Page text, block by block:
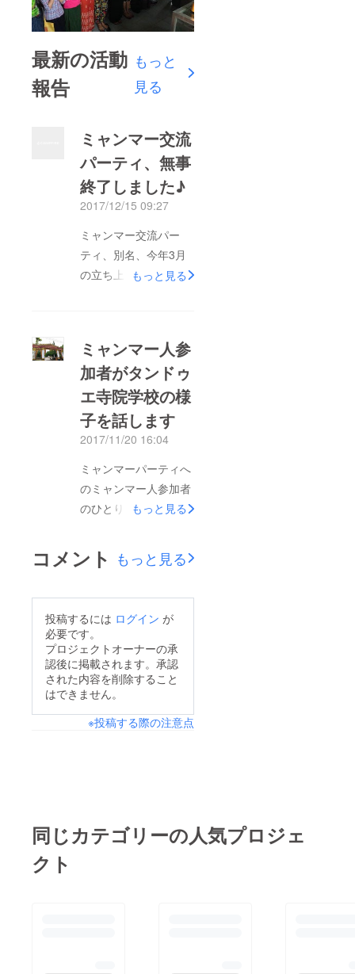
最新の活動
報告
もっと
見る
ミャンマー交流
パーティ、無事
終了しました♪
2017/12/15 09:27
ミャンマー交流パー
ティ、別名、今年3月
の立ち上げからの感謝
越しいただきました皆
さま、誠にありがとう
ございました！ 今回
は初のクラウドファン
ディングを試み、２名
ました。この場を借り
てお礼申し上げま
す。 ミャンマーの品
加え、ミャンマーカ
レーを準備してくれた
の歌に合わせ、理事長
の深山と理事の安海が
ミャンマーダンスを披
露するなど、アット
ホームな雰囲気の中、
パーティが行われまし
た。 また、当会が支
ら、学校の現状などを
報告いただきました。
もっと見る
ミャンマー人参
加者がタンドゥ
エ寺院学校の様
子を話します
2017/11/20 16:04
ミャンマーパーティへ
のミャンマー人参加者
のひとり、T・ルイン
トゥミャンマーで支援
を検討しているタン
が決まりました！ T・
ルインさんはミャン
マー少数民族州ラカイ
ン州にある子どものた
寺院学校出身。 この
で無料で通える学校を
設立し、運営していま
もっと見る
コメント もっと見る
投稿するには ログイン が
必要です。
プロジェクトオーナーの承
認後に掲載されます。承認
された内容を削除すること
はできません。
※投稿する際の注意点
同じカテゴリーの人気プロジェ
クト